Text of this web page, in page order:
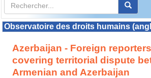
Observatoire des droits humains
Azerbaijan - Foreign
covering territorial dispute
Armenian and Azerbaijan